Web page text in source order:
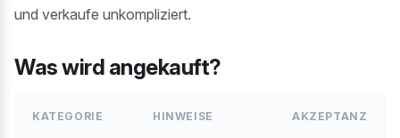
und verkaufe unkompliziert.
Was wird angekauft?
KATEGORIE HINWEISE AKZEPTANZ